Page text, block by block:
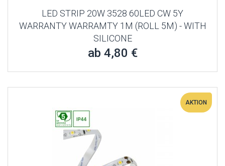
LED STRIP 20W 3528 60LED CW 5Y
WARRANTY WARRAMTY 1M (ROLL 5M) - WITH
SILICONE
ab 4,80 €
AKTION